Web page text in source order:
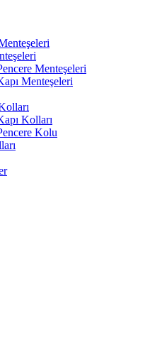
Menteşeleri
Menteşeleri
Kolları
Kolu